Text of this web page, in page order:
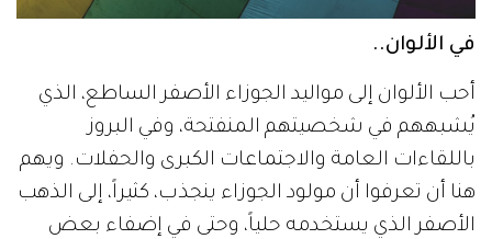
في الألوان..
أحب الألوان إلى مواليد الجوزاء الأصفر الساطع، الذي
يُشبههم في شخصيتهم المنفتحة، وفي البروز
باللقاءات العامة والاجتماعات الكبرى والحفلات. ويهم
هنا أن تعرفوا أن مولود الجوزاء ينجذب، كثيراً، إلى الذهب
الأصفر الذي يستخدمه حلياً، وحتى في إضفاء بعض